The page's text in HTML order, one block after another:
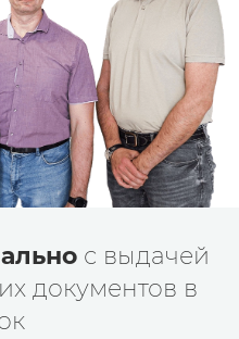
с выдачей
документов в